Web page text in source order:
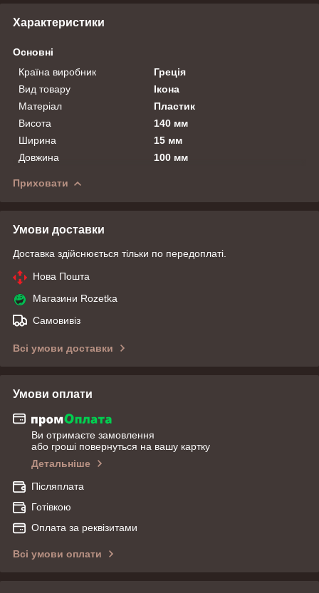
Характеристики
Основні
Країна виробник
Греція
Вид товару
Ікона
Матеріал
Пластик
Висота
140 мм
Ширина
15 мм
Довжина
100 мм
Приховати
Умови доставки
Доставка здійснюється тільки по передоплаті.
Нова Пошта
Магазини Rozetka
Самовивіз
Всі умови доставки
Умови оплати
Ви отримаєте замовлення
або гроші повернуться на вашу картку
Детальніше
Післяплата
Готівкою
Оплата за реквізитами
Всі умови оплати